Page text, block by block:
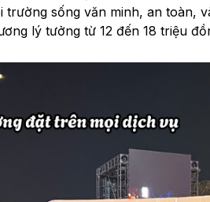
trường sống văn minh, an toàn,
lý tưởng từ 12 đến 18 triệu